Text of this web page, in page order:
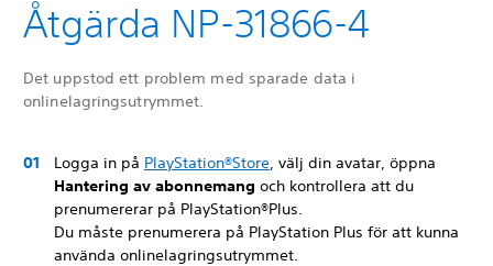
Åtgärda NP-31866-4
Det uppstod ett problem med sparade data i
onlinelagringsutrymmet.
Logga in på PlayStation®Store, välj din avatar, öppna
Hantering av abonnemang och kontrollera att du
prenumererar på PlayStation®Plus.
Du måste prenumerera på PlayStation Plus för att kunna
använda onlinelagringsutrymmet.